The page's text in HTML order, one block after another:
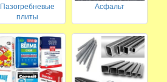
Пазогребневые
плиты
Асфальт